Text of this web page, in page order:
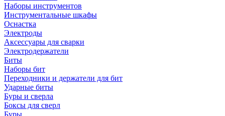
Наборы инструментов
Инструментальные шкафы
Оснастка
Электроды
Аксессуары для сварки
Электродержатели
Биты
Наборы бит
Переходники и держатели для бит
Ударные биты
Буры и сверла
Боксы для сверл
Буры